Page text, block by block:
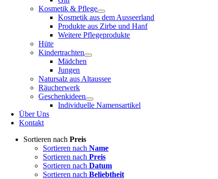
Kosmetik & Pflege
Kosmetik aus dem Ausseerland
Produkte aus Zirbe und Hanf
Weitere Pflegeprodukte
Hüte
Kindertrachten
Mädchen
Jungen
Natursalz aus Altaussee
Räucherwerk
Geschenkideen
Individuelle Namensartikel
Über Uns
Kontakt
Sortieren nach Preis
Sortieren nach Name
Sortieren nach Preis
Sortieren nach Datum
Sortieren nach Beliebtheit